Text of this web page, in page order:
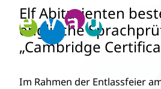
Zum
Inhalt
springen
Elf Abiturienten
englische
„Cambridge
Im Rahmen der Entlassfeier